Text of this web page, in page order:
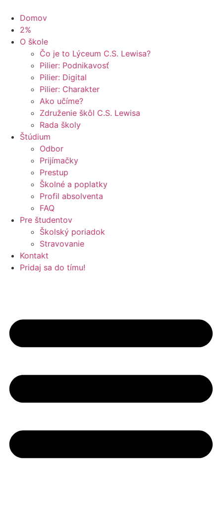
Domov
2%
O škole
Čo je to Lýceum C.S. Lewisa?
Pilier: Podnikavosť
Pilier: Digital
Pilier: Charakter
Ako učíme?
Združenie škôl C.S. Lewisa
Rada školy
Štúdium
Odbor
Prijímačky
Prestup
Školné a poplatky
Profil absolventa
FAQ
Pre študentov
Školský poriadok
Stravovanie
Kontakt
Pridaj sa do tímu!